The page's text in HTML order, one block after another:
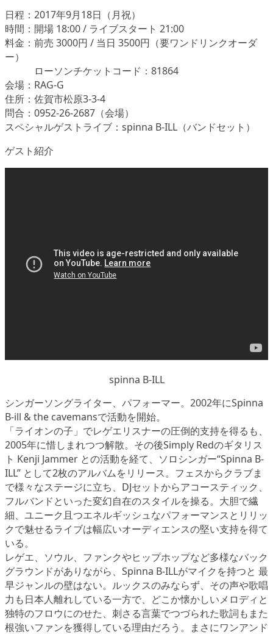
日程：2017年9月18日（月祝）
時間：開場 18:00 / ライブスタート 21:00
料金：前売 3000円 / 当日 3500円（要ワンドリンクオーダ
ー）
ローソンチケットコード：81864
会場：RAG-G
住所：佐賀市松原3-3-4
問合：0952-26-2687（会場）
スペシャルゲストライブ：spinna B-ILL（バンドセット）
ゲスト紹介
spinna B-ILL
シンガーソングライター、パフォーマー。2002年にSpinna
B-ill & the cavemansで活動を開始。
「ライオンの子」でレゲエリスナーの圧倒的支持を得るも、
2005年に惜しまれつつ解散。その後Simply Redのギタリス
ト Kenji Jammer との活動を経て、ソロシンガー“Spinna B-
ILL” として2枚のアルバムをリリース。フェスからクラブま
で様々なステージに立ち、DJセットからアコースティック、
フルバンドといった変幻自在のスタイルを操る。大胆で繊
細、ユニーク且つエネルギッシュなパフォーマンスとリリッ
クで魅せるライブは幅広いオーディエンスの堅い支持を得て
いる。
レゲエ、ソウル、ファンクやヒップホップなど多様なバック
グラウンドがありながら、Spinna B-ILLがマイクを持つと 最
早ジャンルの壁はない。ルックスのみならず、その声や歌唱
力も日本人離れしている一方で、どこか懐かしいメロディと
独特のフロウにのせた、刺さる言葉でつづられた歌詞もまた
根強いファンを獲得している理由だろう。まさにワンアンド